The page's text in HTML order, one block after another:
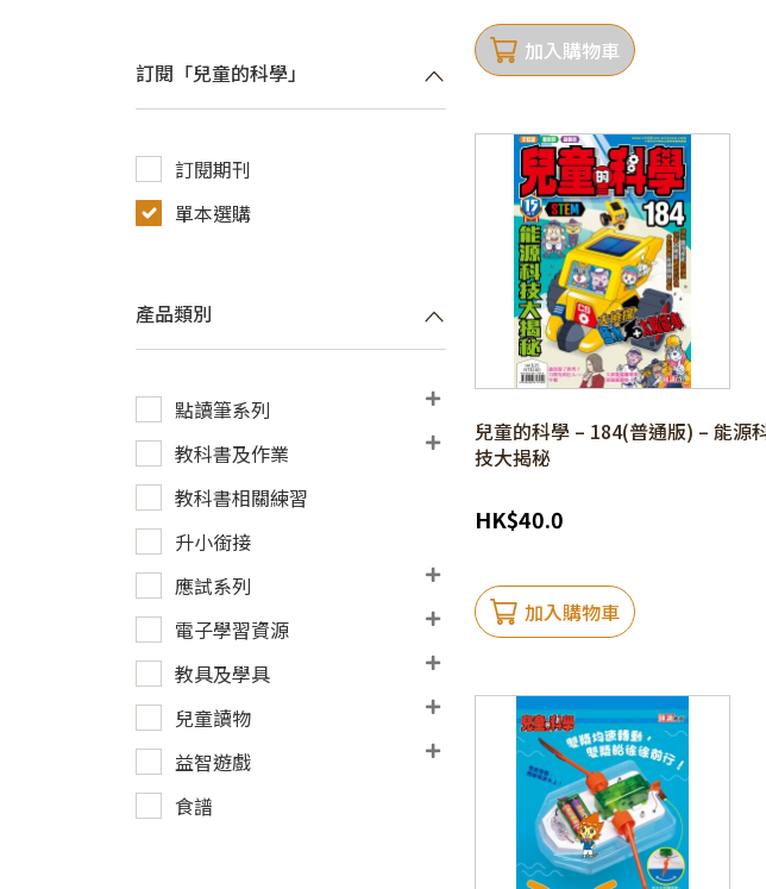
訂閱「兒童的科學」
訂閱期刊
單本選購
產品類別
點讀筆系列
教科書及作業
教科書相關練習
升小銜接
應試系列
電子學習資源
教具及學具
兒童讀物
益智遊戲
食譜
加入購物車
兒童的科學 – 184(普通版) – 能源
技大揭秘
HK$40.0
加入購物車